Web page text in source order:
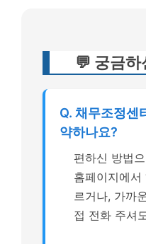
💬 궁금
Q. 채무조정센
약하나요?
편하신 방법
홈페이지에서
르거나, 가까
접 전화 주셔